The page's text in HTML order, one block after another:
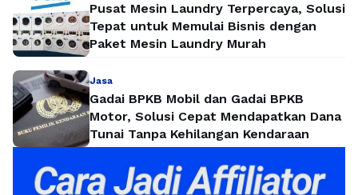
Pusat Mesin Laundry Terpercaya, Solusi
Tepat untuk Memulai Bisnis dengan
Paket Mesin Laundry Murah
Jasa
Gadai BPKB Mobil dan Gadai BPKB
Motor, Solusi Cepat Mendapatkan Dana
Tunai Tanpa Kehilangan Kendaraan